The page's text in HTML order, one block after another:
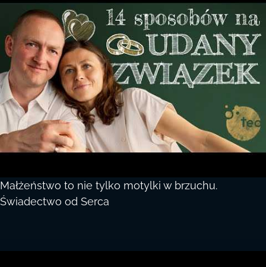
Małżeństwo to nie tylko motylki w brzuchu.
Świadectwo od Serca